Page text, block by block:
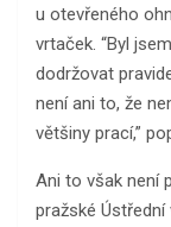
u otevřeného
vrtaček. “Byl
dodržovat
není ani to, že
většiny prací,”
Ani to však není
pražské Ústřední